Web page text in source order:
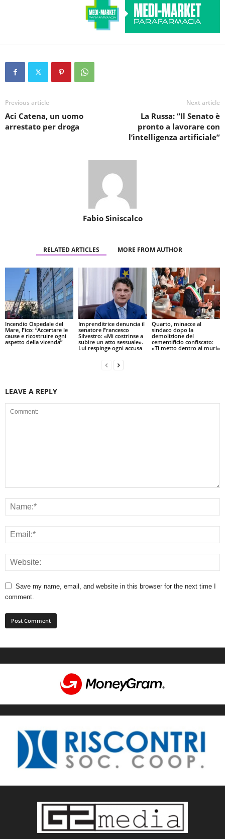
Previous article
Aci Catena, un uomo
arrestato per droga
Next article
La Russa: “Il Senato è
pronto a lavorare con
l’intelligenza artificiale”
Fabio Siniscalco
RELATED ARTICLES MORE FROM AUTHOR
Incendio Ospedale del
Mare, Fico: “Accertare le
cause e ricostruire ogni
aspetto della vicenda”
Imprenditrice denuncia il
senatore Francesco
Silvestro: «Mi costrinse a
subire un atto sessuale».
Lui respinge ogni accusa
Quarto, minacce al
sindaco dopo la
demolizione del
cementificio confiscato:
«Ti metto dentro ai muri»
LEAVE A REPLY
Save my name, email, and website in this browser for the next time I
comment.